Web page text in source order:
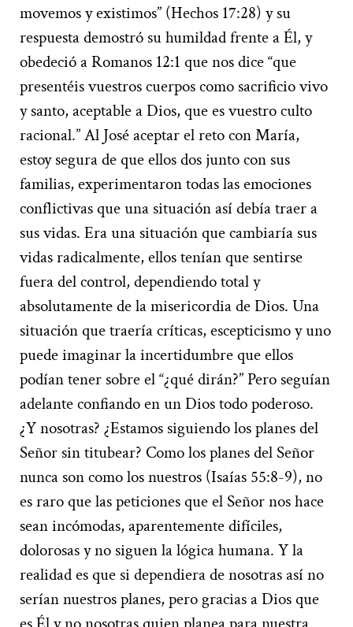
movemos y existimos” (Hechos 17:28) y su
respuesta demostró su humildad frente a Él, y
obedeció a Romanos 12:1 que nos dice “que
presentéis vuestros cuerpos como sacrificio vivo
y santo, aceptable a Dios, que es vuestro culto
racional.” Al José aceptar el reto con María,
estoy segura de que ellos dos junto con sus
familias, experimentaron todas las emociones
conflictivas que una situación así debía traer a
sus vidas. Era una situación que cambiaría sus
vidas radicalmente, ellos tenían que sentirse
fuera del control, dependiendo total y
absolutamente de la misericordia de Dios. Una
situación que traería críticas, escepticismo y uno
puede imaginar la incertidumbre que ellos
podían tener sobre el “¿qué dirán?” Pero seguían
adelante confiando en un Dios todo poderoso.
¿Y nosotras? ¿Estamos siguiendo los planes del
Señor sin titubear? Como los planes del Señor
nunca son como los nuestros (Isaías 55:8-9), no
es raro que las peticiones que el Señor nos hace
sean incómodas, aparentemente difíciles,
dolorosas y no siguen la lógica humana. Y la
realidad es que si dependiera de nosotras así no
serían nuestros planes, pero gracias a Dios que